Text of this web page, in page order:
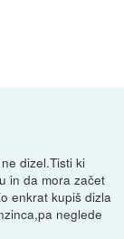
dizel.Tisti ki
in da mora začet
enkrat kupiš dizla
neglede